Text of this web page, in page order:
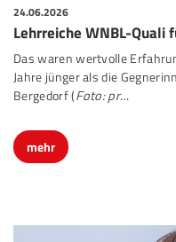
24.06.2026
Lehrreiche WNBL-
Das waren wertvolle
Jahre jünger als die
Bergedorf (Foto: pr…
mehr